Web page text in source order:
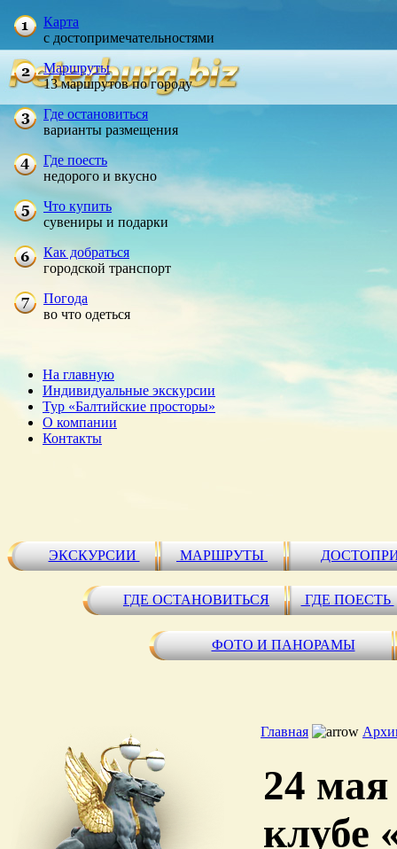
Карта
с достопримечательностями
Маршруты
13 маршрутов по городу
Где остановиться
варианты размещения
Где поесть
недорого и вкусно
Что купить
сувениры и подарки
Как добраться
городской транспорт
Погода
во что одеться
На главную
Индивидуальные экскурсии
Тур «Балтийские просторы»
О компании
Контакты
ЭКСКУРСИИ МАРШРУТЫ
ГДЕ ОСТАНОВИТЬСЯ ГДЕ ПОЕСТЬ
ФОТО И ПАНОРАМЫ
Главная
24
клубе